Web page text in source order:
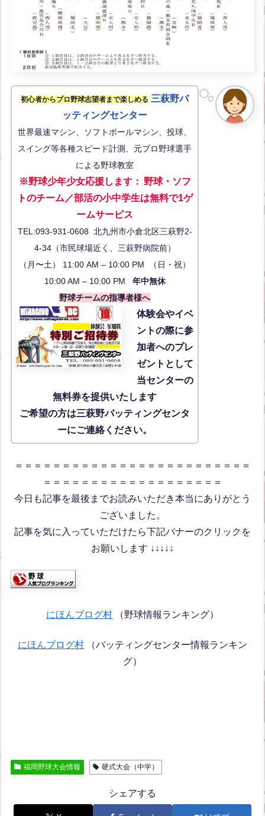
初心者からプロ野球志望者まで楽しめる 三萩野バ
ッティングセンター
世界最速マシン、ソフトボールマシン、投球、
スイング等各種スピード計測、元プロ野球選手
による野球教室
※野球少年少女応援します： 野球・ソフ
トのチーム／部活の小中学生は無料で1ゲ
ームサービス
TEL:093-931-0608 北九州市小倉北区三萩野2-
4-34（市民球場近く、三萩野病院前）
（月〜土） 11:00 AM – 10:00 PM （日・祝）
10:00 AM – 10:00 PM 年中無休
野球チームの指導者様へ
体験会やイベ
ントの際に参
加者へのプレ
ゼントとして
当センターの
無料券を提供いたします
ご希望の方は三萩野バッティングセンタ
ーにご連絡ください。
＝＝＝＝＝＝＝＝＝＝＝＝＝＝＝＝＝＝＝＝＝＝＝＝＝
＝＝＝＝＝＝＝＝＝＝＝＝＝＝＝＝＝＝＝
今日も記事を最後までお読みいただき本当にありがとう
ございました。
記事を気に入っていただけたら下記バナーのクリックを
お願いします ↓↓↓↓↓
にほんブログ村 （野球情報ランキング）
にほんブログ村 （バッティングセンター情報ランキン
グ）
福岡野球大会情報 硬式大会（中学）
シェアする